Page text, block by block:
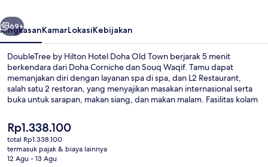
Old
Town
Berikutnya
69+
RingkasanKamarLokasiKebijakan
DoubleTree by Hilton Hotel Doha Old Town berjarak 5 menit
berkendara dari Doha Corniche dan Souq Waqif. Tamu dapat
memanjakan diri dengan layanan spa di spa, dan L2 Restaurant,
salah satu 2 restoran, yang menyajikan masakan internasional serta
buka untuk sarapan, makan siang, dan makan malam. Fasilitas kolam
keunggulan lain di hotel mewah ini. . Para traveler terkesan dengan
staf. Dekat dengan transportasi umum: Stasiun Museum Nasional
berjarak just 10 menit jalan kaki.
Harga
saat
ini
Rp1.338.100
Rp1.338.100
total Rp1.338.100
termasuk pajak & biaya lainnya
12 Agu - 13 Agu